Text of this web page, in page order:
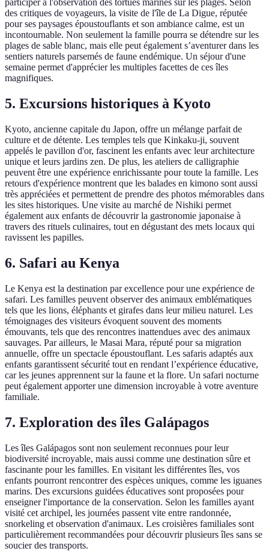
participer à l'observation des tortues marines sur les plages. Selon
des critiques de voyageurs, la visite de l'île de La Digue, réputée
pour ses paysages époustouflants et son ambiance calme, est un
incontournable. Non seulement la famille pourra se détendre sur les
plages de sable blanc, mais elle peut également s’aventurer dans les
sentiers naturels parsemés de faune endémique. Un séjour d'une
semaine permet d'apprécier les multiples facettes de ces îles
magnifiques.
5. Excursions historiques à Kyoto
Kyoto, ancienne capitale du Japon, offre un mélange parfait de
culture et de détente. Les temples tels que Kinkaku-ji, souvent
appelés le pavillon d'or, fascinent les enfants avec leur architecture
unique et leurs jardins zen. De plus, les ateliers de calligraphie
peuvent être une expérience enrichissante pour toute la famille. Les
retours d'expérience montrent que les balades en kimono sont aussi
très appréciées et permettent de prendre des photos mémorables dans
les sites historiques. Une visite au marché de Nishiki permet
également aux enfants de découvrir la gastronomie japonaise à
travers des rituels culinaires, tout en dégustant des mets locaux qui
ravissent les papilles.
6. Safari au Kenya
Le Kenya est la destination par excellence pour une expérience de
safari. Les familles peuvent observer des animaux emblématiques
tels que les lions, éléphants et girafes dans leur milieu naturel. Les
témoignages des visiteurs évoquent souvent des moments
émouvants, tels que des rencontres inattendues avec des animaux
sauvages. Par ailleurs, le Masai Mara, réputé pour sa migration
annuelle, offre un spectacle époustouflant. Les safaris adaptés aux
enfants garantissent sécurité tout en rendant l’expérience éducative,
car les jeunes apprennent sur la faune et la flore. Un safari nocturne
peut également apporter une dimension incroyable à votre aventure
familiale.
7. Exploration des îles Galápagos
Les îles Galápagos sont non seulement reconnues pour leur
biodiversité incroyable, mais aussi comme une destination sûre et
fascinante pour les familles. En visitant les différentes îles, vos
enfants pourront rencontrer des espèces uniques, comme les iguanes
marins. Des excursions guidées éducatives sont proposées pour
enseigner l'importance de la conservation. Selon les familles ayant
visité cet archipel, les journées passent vite entre randonnée,
snorkeling et observation d'animaux. Les croisières familiales sont
particulièrement recommandées pour découvrir plusieurs îles sans se
soucier des transports.